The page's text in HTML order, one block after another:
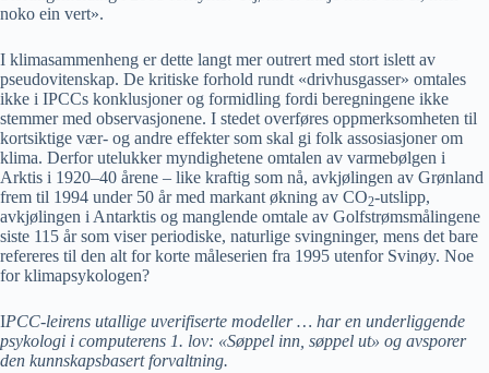
noko ein vert».
I klimasammenheng er dette langt mer outrert med stort islett av
pseudovitenskap. De kritiske forhold rundt «drivhusgasser» omtales
ikke i IPCCs konklusjoner og formidling fordi beregningene ikke
stemmer med observasjonene. I stedet overføres oppmerksomheten til
kortsiktige vær- og andre effekter som skal gi folk assosiasjoner om
klima. Derfor utelukker myndighetene omtalen av varmebølgen i
Arktis i 1920–40 årene – like kraftig som nå, avkjølingen av Grønland
frem til 1994 under 50 år med markant økning av CO2-utslipp,
avkjølingen i Antarktis og manglende omtale av Golfstrømsmålingene
siste 115 år som viser periodiske, naturlige svingninger, mens det bare
refereres til den alt for korte måleserien fra 1995 utenfor Svinøy. Noe
for klimapsykologen?
IPCC-leirens utallige uverifiserte modeller … har en underliggende
psykologi i computerens 1. lov: «Søppel inn, søppel ut» og avsporer
den kunnskapsbasert forvaltning.